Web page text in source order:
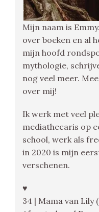
Mijn naam is
over boeken en al
mijn hoofd
mythologie,
nog veel meer.
over mij!
Ik werk met veel
mediathecaris op
school, werk als
in 2020 is mijn
verschenen.
♥
34 | Mama van